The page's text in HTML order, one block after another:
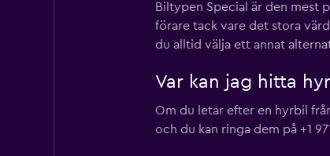
Biltypen Special är den mest
förare tack vare det stora
du alltid välja ett annat
Var kan jag hitta
Om du letar efter en hyrbil
och du kan ringa dem på +1